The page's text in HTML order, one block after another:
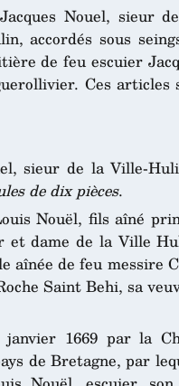
Nouel, sieur
accordés sous
de feu escuier
Ces
sieur de la Ville-
de dix pièces.
Nouël, fils aîné
et dame de la Ville
aînée de feu messire
Saint Behi, sa
1669 par la
de Bretagne, par